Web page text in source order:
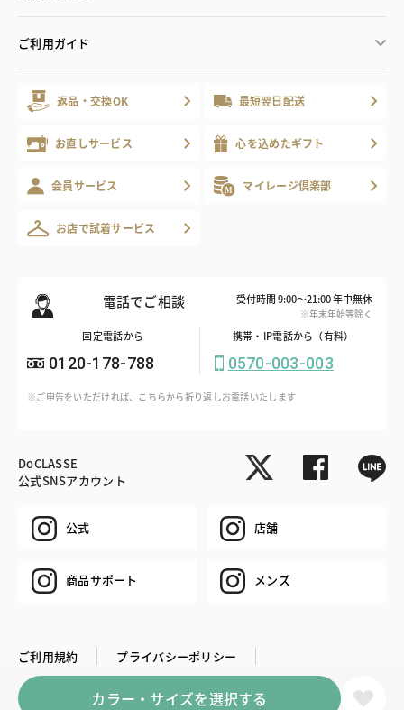
カラー・サイズを選択する
ご利用ガイド
返品・交換OK 最短翌日配送
お直しサービス 心を込めたギフト
会員サービス マイレージ倶楽部
お店で試着サービス
電話でご相談 受付時間 9:00～21:00 年中無休
※年末年始等除く
固定電話から
0120-178-788
携帯・IP電話から（有料）
0570-003-003
※ご申告をいただければ、こちらから折り返しお電話いたします
DoCLASSE
公式SNSアカウント
公式 店舗
商品サポート メンズ
ご利用規約
プライバシーポリシー
特定商取引法に基づく表記
推奨環境 企業情報